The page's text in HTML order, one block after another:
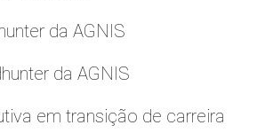
da AGNIS
da AGNIS
em transição de carreira